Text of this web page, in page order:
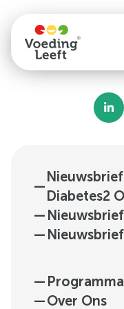
—
Diabetes2
—
—
—
—Over Ons